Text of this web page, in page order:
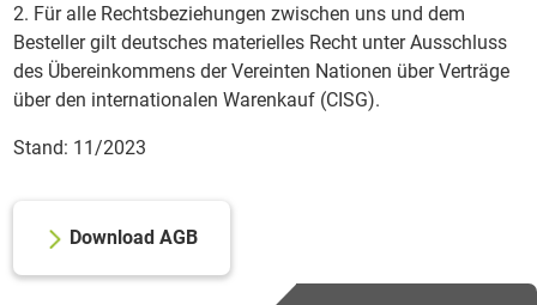
2. Für alle Rechtsbeziehungen zwischen uns und dem
Besteller gilt deutsches materielles Recht unter Ausschluss
des Übereinkommens der Vereinten Nationen über Verträge
über den internationalen Warenkauf (CISG).
Stand: 11/2023
Download AGB